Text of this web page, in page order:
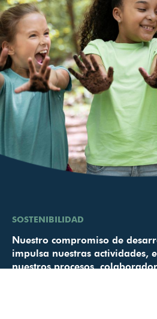
SOSTENIBILIDAD
Nuestro compromiso de
impulsa nuestras actividades,
nuestros procesos,